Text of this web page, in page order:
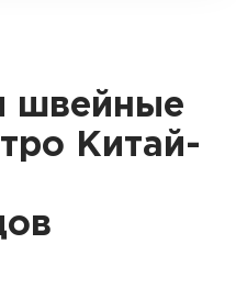
швейные
Китай-